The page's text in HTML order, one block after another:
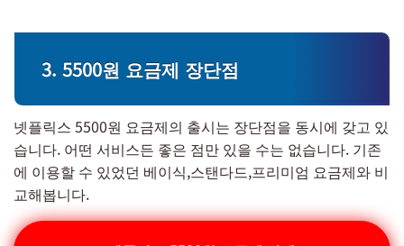
3. 5500원 요금제 장단점
넷플릭스 5500원 요금제의 출시는 장단점을 동시에 갖고 있
습니다. 어떤 서비스든 좋은 점만 있을 수는 없습니다. 기존
에 이용할 수 있었던 베이식,스탠다드,프리미엄 요금제와 비
교해봅니다.